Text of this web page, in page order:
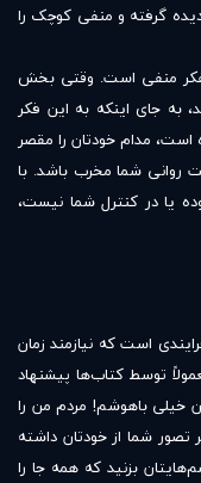
گرفته و منفی کوچک را
منفی است. وقتی بخش
جای اینکه به این فکر
مدام خودتان را مقصر
روانی شما مخرب باشد. با
یا در کنترل شما نیست،
است که نیازمند زمان
توسط کتاب‌ها پیشنهاد
باهوشم! مردم من را
تصور شما از خودتان داشته
بزنید که همه جا را